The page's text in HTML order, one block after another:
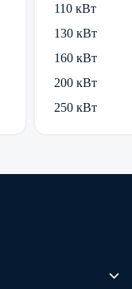
110 кВт
130 кВт
160 кВт
200 кВт
250 кВт